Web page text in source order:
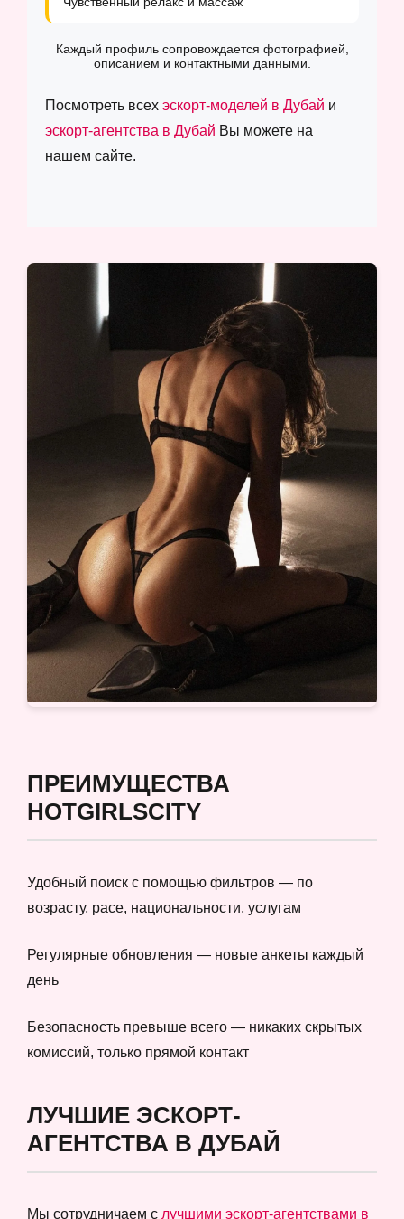
Каждый профиль сопровождается фотографией,
описанием и контактными данными.
Посмотреть всех эскорт-моделей в Дубай и
эскорт-агентства в Дубай Вы можете на
нашем сайте.
ПРЕИМУЩЕСТВА
HOTGIRLSCITY
Удобный поиск с помощью фильтров — по
возрасту, расе, национальности, услугам
Регулярные обновления — новые анкеты каждый
день
Безопасность превыше всего — никаких скрытых
комиссий, только прямой контакт
ЛУЧШИЕ ЭСКОРТ-
АГЕНТСТВА В ДУБАЙ
Мы сотрудничаем с лучшими эскорт-агентствами в